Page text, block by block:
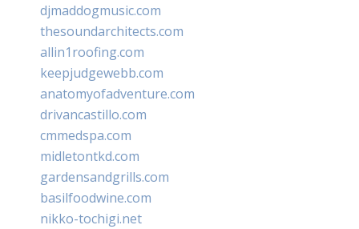
djmaddogmusic.com
thesoundarchitects.com
allin1roofing.com
keepjudgewebb.com
anatomyofadventure.com
drivancastillo.com
cmmedspa.com
midletontkd.com
gardensandgrills.com
basilfoodwine.com
nikko-tochigi.net